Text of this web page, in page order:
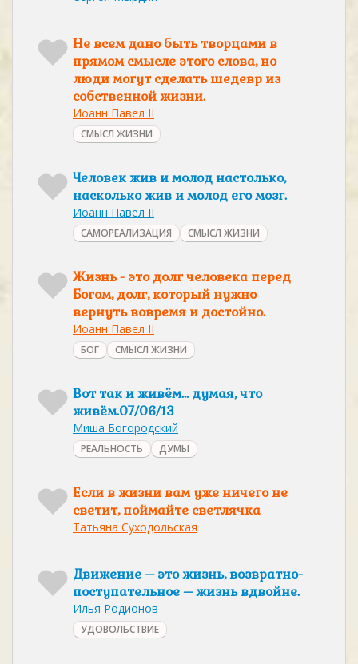
Не всем дано быть творцами в
прямом смысле этого слова, но
люди могут сделать шедевр из
собственной жизни.
Иоанн Павел II
СМЫСЛ ЖИЗНИ
Человек жив и молод настолько,
насколько жив и молод его мозг.
Иоанн Павел II
САМОРЕАЛИЗАЦИЯ СМЫСЛ ЖИЗНИ
Жизнь - это долг человека перед
Богом, долг, который нужно
вернуть вовремя и достойно.
Иоанн Павел II
БОГ СМЫСЛ ЖИЗНИ
Вот так и живём... думая, что
живём.07/06/13
Миша Богородский
РЕАЛЬНОСТЬ ДУМЫ
Если в жизни вам уже ничего не
светит, поймайте светлячка
Татьяна Суходольская
Движение – это жизнь, возвратно-
поступательное – жизнь вдвойне.
Илья Родионов
УДОВОЛЬСТВИЕ